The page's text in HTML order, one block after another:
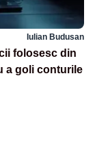
Iulian Budusan
folosesc din
a goli conturile